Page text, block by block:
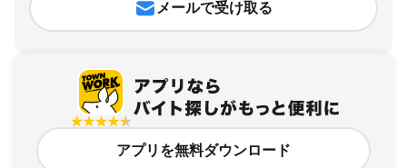
メールで受け取る
アプリを無料ダウンロード